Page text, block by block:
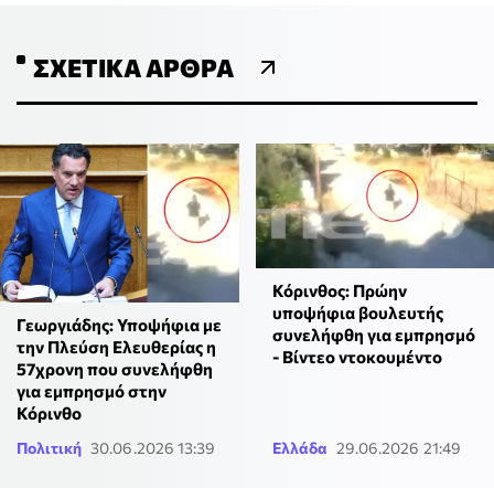
ΣΧΕΤΙΚΆ ΆΡΘΡΑ
Γεωργιάδης: Υποψήφια με
την Πλεύση Ελευθερίας η
57χρονη που συνελήφθη
για εμπρησμό στην
Κόρινθο
Πολιτική 30.06.2026 13:39
Κόρινθος: Πρώην
υποψήφια βουλευτής
συνελήφθη για εμπρησμό
- Βίντεο ντοκουμέντο
Ελλάδα 29.06.2026 21:49